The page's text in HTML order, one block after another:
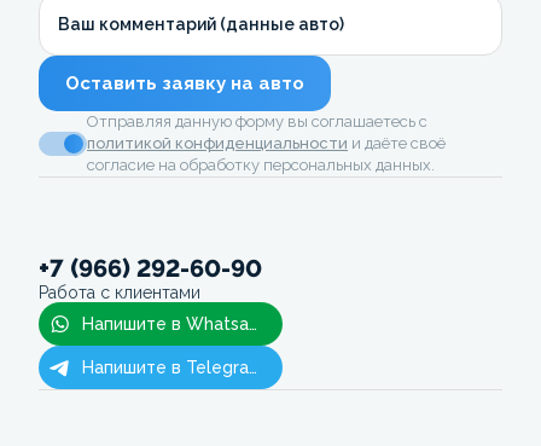
Ваш комментарий (данные авто)
Оставить заявку на авто
Отправляя данную форму вы соглашаетесь с
политикой конфиденциальности и даёте своё
согласие на обработку персональных данных.
+7 (966) 292-60-90
Работа с клиентами
Напишите в Whatsapp
Напишите в Telegram